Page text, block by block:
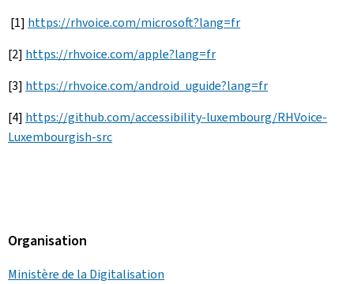
[1] https://rhvoice.com/microsoft?lang=fr
[2] https://rhvoice.com/apple?lang=fr
[3] https://rhvoice.com/android_uguide?lang=fr
[4] https://github.com/accessibility-luxembourg/RHVoice-
Luxembourgish-src
Organisation
Ministère de la Digitalisation